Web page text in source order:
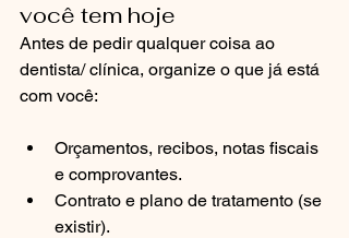
você tem hoje
Antes de pedir qualquer coisa ao
dentista/ clínica, organize o que já está
com você:
Orçamentos, recibos, notas fiscais
e comprovantes.
Contrato e plano de tratamento (se
existir).